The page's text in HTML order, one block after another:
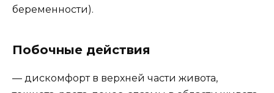
беременности).
Побочные действия
— дискомфорт в верхней части живота,